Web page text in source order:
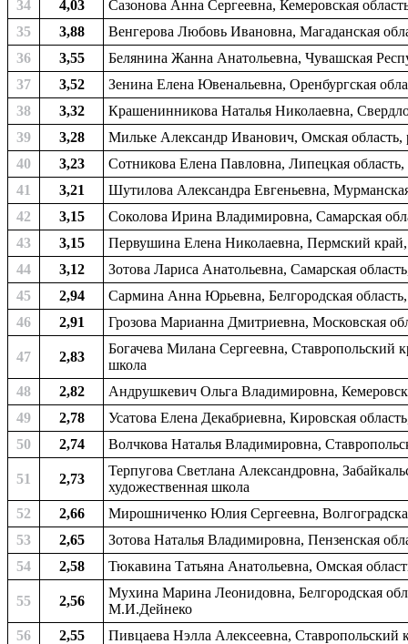
34
4,03
Сазонова Анна Сергеевна, Кемеровская
35
3,88
Венгерова Любовь Ивановна, Магаданская
36
3,55
Белянина Жанна Анатольевна, Чувашская
37
3,52
Зенина Елена Ювенальевна, Оренбургская
38
3,32
Крашенинникова Наталья Николаевна,
39
3,28
Мильке Александр Иванович, Омская
40
3,23
Сотникова Елена Павловна, Липецкая
41
3,21
Шутилова Александра Евгеньевна,
42
3,15
Соколова Ирина Владимировна, Самарская
43
3,15
Первушина Елена Николаевна, Пермский край,
44
3,12
Зотова Лариса Анатольевна, Самарская
45
2,94
Сармина Анна Юрьевна, Белгородская
46
2,91 Грозова Марианна Дмитриевна, Московская
47 2,83
Богачева Милана Сергеевна, Ставропольский
школа
48
2,82
Андрушкевич Ольга Владимировна,
49
2,78
Усатова Елена Декабриевна, Кировская
50
2,74 Волчкова Наталья Владимировна,
51 2,73
Терпугова Светлана Александровна,
художественная школа
52
2,66
Мирошниченко Юлия Сергеевна,
53
2,65
Зотова Наталья Владимировна, Пензенская
54
2,58 Тюкавина Татьяна Анатольевна, Омская
55 2,56
Мухина Марина Леонидовна, Белгородская
М.И.Дейнеко
56
2,55 Пивцаева Нэлла Алексеевна,